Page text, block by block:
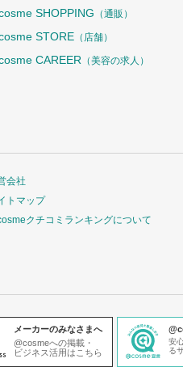
SHOPPING （通販）
STORE （店舗）
CAREER （美容の求人）
会社
トマップ
クチコミランキングについて
メーカーのみなさまへ
@cosmeへの掲載・
ビジネス活用はこちら
安
る